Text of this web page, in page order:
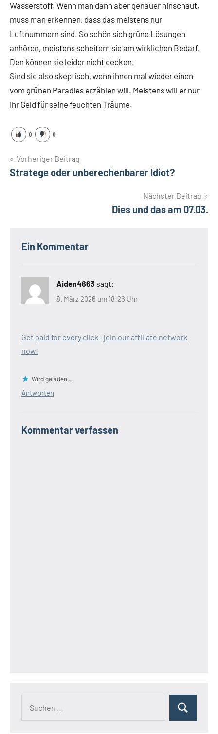
Wasserstoff. Wenn man dann aber genauer hinschaut,
muss man erkennen, dass das meistens nur
Luftnummern sind. So schön sich grüne Lösungen
anhören, meistens scheitern sie am wirklichen Bedarf.
Den können sie leider nicht decken.
Sind sie also skeptisch, wenn ihnen mal wieder einen
vom grünen Paradies erzählen will. Meistens will er nur
ihr Geld für seine feuchten Träume.
0 0
Beitragsnavigation
Vorheriger Beitrag
Stratege oder unberechenbarer Idiot?
Nächster Beitrag
Dies und das am 07.03.
Ein Kommentar
Aiden4663 sagt:
8. März 2026 um 18:26 Uhr
Get paid for every click—join our affiliate network
now!
Wird geladen …
Antworten
Kommentar verfassen
Suchen